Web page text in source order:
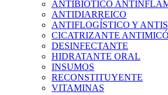
ANTIBIÓTICO
ANTIDIARREICO
ANTIFLOGÍSTICO Y
CICATRIZANTE
DESINFECTANTE
HIDRATANTE ORAL
INSUMOS
RECONSTITUYENTE
VITAMINAS